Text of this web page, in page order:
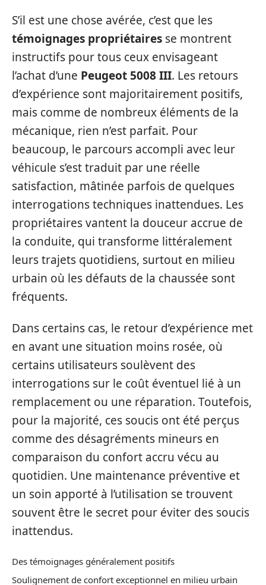
S’il est une chose avérée, c’est que les
témoignages propriétaires se montrent
instructifs pour tous ceux envisageant
l’achat d’une Peugeot 5008 III. Les retours
d’expérience sont majoritairement positifs,
mais comme de nombreux éléments de la
mécanique, rien n’est parfait. Pour
beaucoup, le parcours accompli avec leur
véhicule s’est traduit par une réelle
satisfaction, mâtinée parfois de quelques
interrogations techniques inattendues. Les
propriétaires vantent la douceur accrue de
la conduite, qui transforme littéralement
leurs trajets quotidiens, surtout en milieu
urbain où les défauts de la chaussée sont
fréquents.
Dans certains cas, le retour d’expérience met
en avant une situation moins rosée, où
certains utilisateurs soulèvent des
interrogations sur le coût éventuel lié à un
remplacement ou une réparation. Toutefois,
pour la majorité, ces soucis ont été perçus
comme des désagréments mineurs en
comparaison du confort accru vécu au
quotidien. Une maintenance préventive et
un soin apporté à l’utilisation se trouvent
souvent être le secret pour éviter des soucis
inattendus.
Des témoignages généralement positifs
Soulignement de confort exceptionnel en milieu urbain